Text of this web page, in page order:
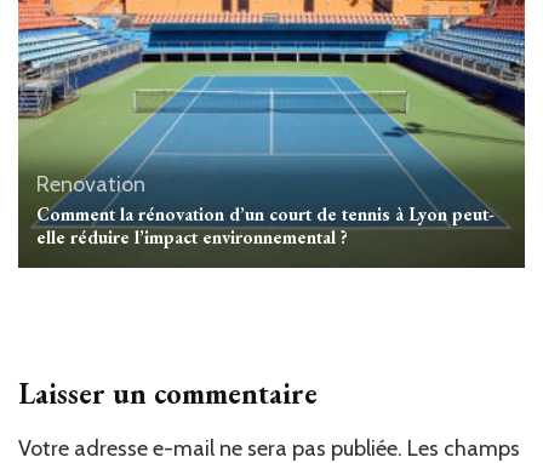
Renovation
Comment la rénovation d’un court de tennis à Lyon peut-
elle réduire l’impact environnemental ?
Laisser un commentaire
Votre adresse e-mail ne sera pas publiée. Les champs
Alternative: